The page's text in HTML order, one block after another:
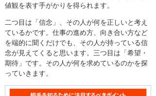
値観を表す手がかりを得られます。
二つ目は「信念」、その人が何を正しいと考え
ているかです。仕事の進め方、向き合い方など
を端的に聞くだけでも、その人が持っている信
念が見えてくると思います。三つ目は「希望・
期待」です。その人が何を求めているのかを探
っていきます。